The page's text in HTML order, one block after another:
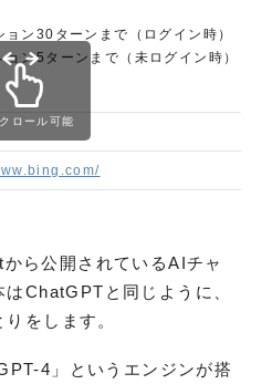
ョン30ターンまで（ログイン時）
ョン5ターンまで（未ログイン時）
ロール可能
ら公開されているAIチャ
ChatGPTと同じように、
をします。
4」というエンジンが搭